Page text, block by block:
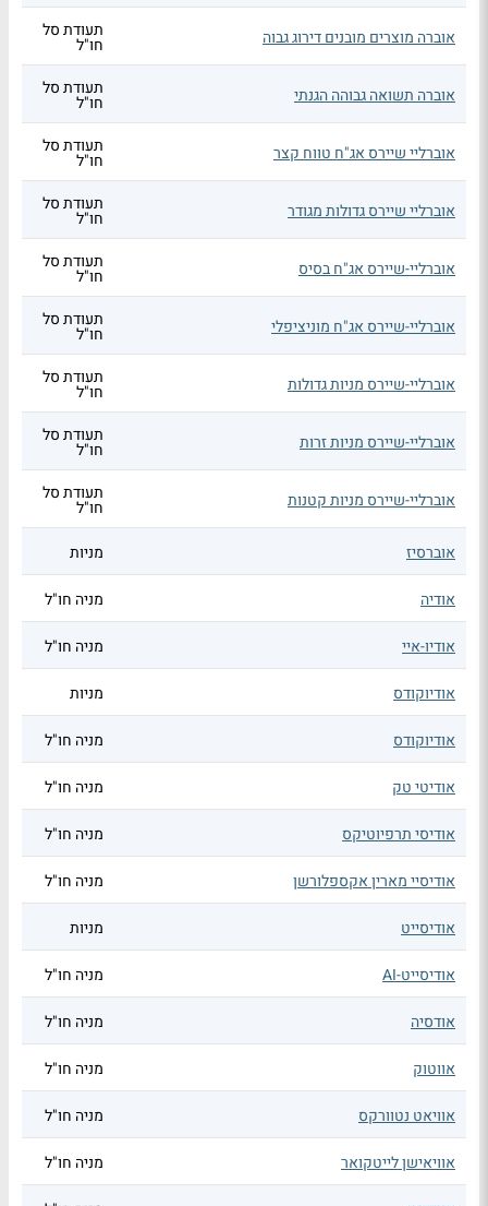
אוברה מוצרים מובנים דירוג גבוה תעודת סל
חו"ל
אוברה תשואה גבוהה הגנתי תעודת סל
חו"ל
אוברליי שיירס אג"ח טווח קצר תעודת סל
חו"ל
אוברליי שיירס גדולות מגודר תעודת סל
חו"ל
אוברליי-שיירס אג"ח בסיס תעודת סל
חו"ל
אוברליי-שיירס אג"ח מוניציפלי תעודת סל
חו"ל
אוברליי-שיירס מניות גדולות תעודת סל
חו"ל
אוברליי-שיירס מניות זרות תעודת סל
חו"ל
אוברליי-שיירס מניות קטנות תעודת סל
חו"ל
אוברסיז
מניות
אודיה מניה חו"ל
אודיו-איי מניה חו"ל
אודיוקודס מניות
אודיוקודס מניה חו"ל
אודיטי טק מניה חו"ל
אודיסי תרפיוטיקס מניה חו"ל
אודיסיי מארין אקספלורשן מניה חו"ל
אודיסייט מניות
אודיסייט-AI מניה חו"ל
אודסיה מניה חו"ל
אווטוק מניה חו"ל
אוויאט נטוורקס מניה חו"ל
אוויאישן לייטקואר מניה חו"ל